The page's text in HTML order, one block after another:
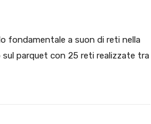
fondamentale a suon di reti nella
sul parquet con 25 reti realizzate tra